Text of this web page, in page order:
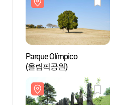
Parque Olímpico
(올림픽공원)